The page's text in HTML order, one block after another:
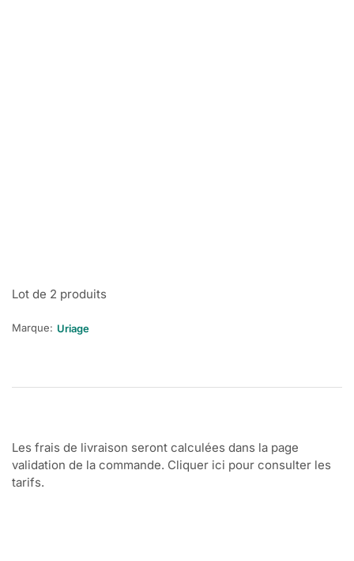
Lot de 2 produits
Marque: Uriage
Les frais de livraison seront calculées dans la page
validation de la commande. Cliquer ici pour consulter les
tarifs.